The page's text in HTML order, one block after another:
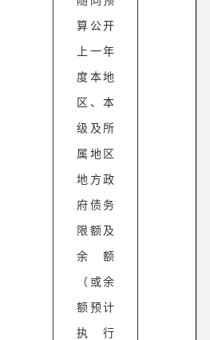
算公开
上一年
度本地
区、本
级及所
属地区
地方政
府债务
限额及
余额
（或余
额预计
执行